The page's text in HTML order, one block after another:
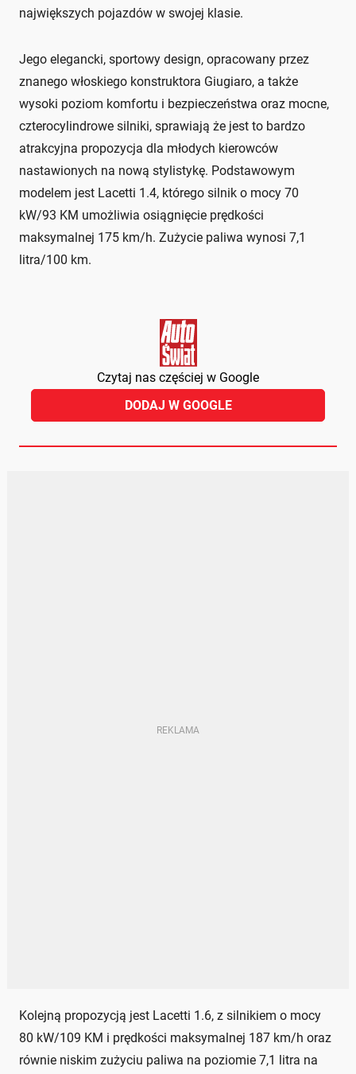
największych pojazdów w swojej klasie.
Jego elegancki, sportowy design, opracowany przez
znanego włoskiego konstruktora Giugiaro, a także
wysoki poziom komfortu i bezpieczeństwa oraz mocne,
czterocylindrowe silniki, sprawiają że jest to bardzo
atrakcyjna propozycja dla młodych kierowców
nastawionych na nową stylistykę. Podstawowym
modelem jest Lacetti 1.4, którego silnik o mocy 70
kW/93 KM umożliwia osiągnięcie prędkości
maksymalnej 175 km/h. Zużycie paliwa wynosi 7,1
litra/100 km.
Czytaj nas częściej w Google
DODAJ W GOOGLE
Kolejną propozycją jest Lacetti 1.6, z silnikiem o mocy
80 kW/109 KM i prędkości maksymalnej 187 km/h oraz
równie niskim zużyciu paliwa na poziomie 7,1 litra na